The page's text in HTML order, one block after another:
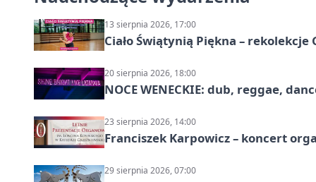
13 sierpnia 2026, 17:00
Ciało Świątynią Piękna – rekolekcje
20 sierpnia 2026, 18:00
NOCE WENECKIE: dub, reggae,
23 sierpnia 2026, 14:00
Franciszek Karpowicz – koncert
29 sierpnia 2026, 07:00